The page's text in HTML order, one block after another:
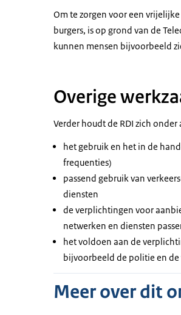
Om te zorgen voor een
burgers, is op grond van de
kunnen mensen bijvoorbeeld
Overige
Verder houdt de RDI zich
het gebruik en het in de
frequenties)
passend gebruik van
diensten
de verplichtingen voor
netwerken en diensten
het voldoen aan de
bijvoorbeeld de politie en
Meer over dit